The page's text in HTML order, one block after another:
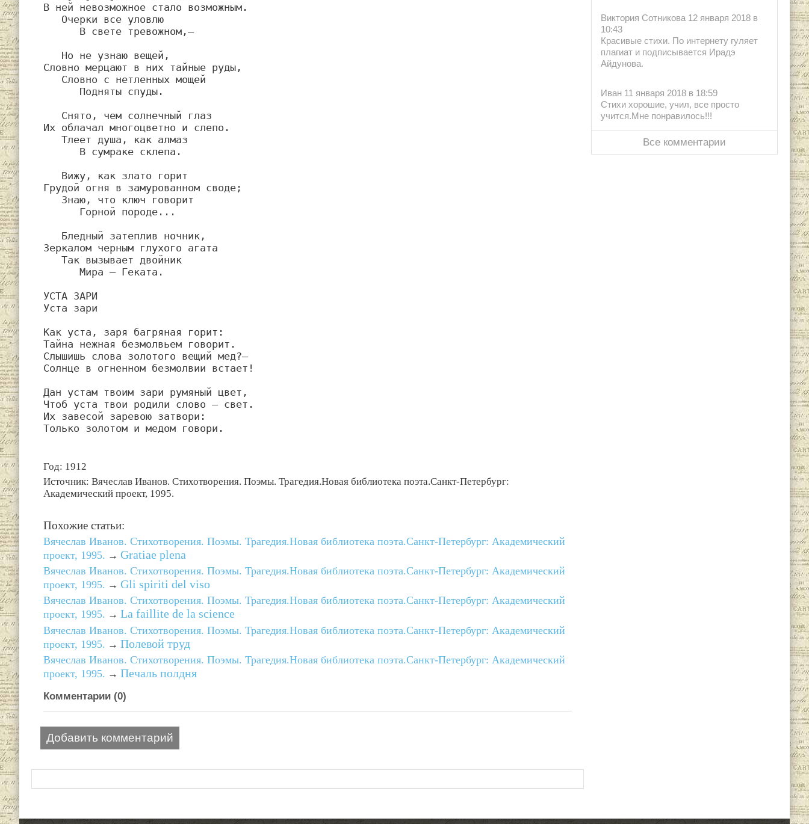
В ней невозможное стало возможным.
Словно мерцают в них тайные руды,
Их облачал многоцветно и слепо.
Грудой огня в замурованном своде;
Зеркалом черным глухого агата
УСТА ЗАРИ
Уста зари
Как уста, заря багряная горит:
Тайна нежная безмолвьем говорит.
Слышишь слова золотого вещий мед?—
Солнце в огненном безмолвии встает!
Дан устам твоим зари румяный цвет,
Чтоб уста твои родили слово — свет.
Их завесой заревою затвори:
Только золотом и медом говори.
Год: 1912
Источник: Вячеслав Иванов. Стихотворения. Поэмы. Трагедия.Новая библиотека поэта.Санкт-Петербург:
Академический проект, 1995.
Похожие статьи:
Вячеслав Иванов. Стихотворения. Поэмы. Трагедия.Новая библиотека поэта.Санкт-Петербург: Академический
проект, 1995. → Gratiae plena
Вячеслав Иванов. Стихотворения. Поэмы. Трагедия.Новая библиотека поэта.Санкт-Петербург: Академический
проект, 1995. → Gli spiriti del viso
Вячеслав Иванов. Стихотворения. Поэмы. Трагедия.Новая библиотека поэта.Санкт-Петербург: Академический
проект, 1995. → La faillite de la science
Вячеслав Иванов. Стихотворения. Поэмы. Трагедия.Новая библиотека поэта.Санкт-Петербург: Академический
проект, 1995. → Полевой труд
Вячеслав Иванов. Стихотворения. Поэмы. Трагедия.Новая библиотека поэта.Санкт-Петербург: Академический
проект, 1995. → Печаль полдня
Комментарии (0)
Добавить комментарий
Виктория Сотникова 12 января 2018 в
10:43
Красивые стихи. По интернету гуляет
плагиат и подписывается Ирадэ
Айдунова.
Иван 11 января 2018 в 18:59
Стихи хорошие, учил, все просто
учится.Мне понравилось!!!
Все комментарии